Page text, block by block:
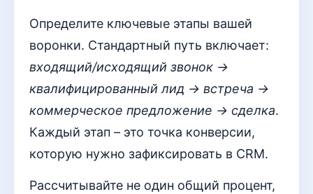
Определите ключевые этапы вашей
воронки. Стандартный путь включает:
входящий/исходящий звонок →
квалифицированный лид → встреча →
коммерческое предложение → сделка.
Каждый этап – это точка конверсии,
которую нужно зафиксировать в CRM.
Рассчитывайте не один общий процент,